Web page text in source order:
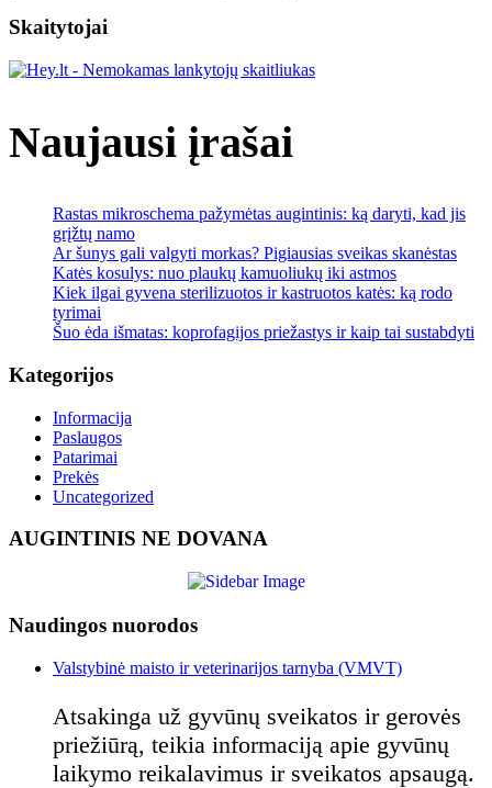
Skaitytojai
Naujausi įrašai
Rastas mikroschema pažymėtas augintinis: ką daryti, kad jis
grįžtų namo
Ar šunys gali valgyti morkas? Pigiausias sveikas skanėstas
Katės kosulys: nuo plaukų kamuoliukų iki astmos
Kiek ilgai gyvena sterilizuotos ir kastruotos katės: ką rodo
tyrimai
Šuo ėda išmatas: koprofagijos priežastys ir kaip tai sustabdyti
Kategorijos
Informacija
Paslaugos
Patarimai
Prekės
Uncategorized
AUGINTINIS NE DOVANA
Naudingos nuorodos
Valstybinė maisto ir veterinarijos tarnyba (VMVT)
Atsakinga už gyvūnų sveikatos ir gerovės
priežiūrą, teikia informaciją apie gyvūnų
laikymo reikalavimus ir sveikatos apsaugą.